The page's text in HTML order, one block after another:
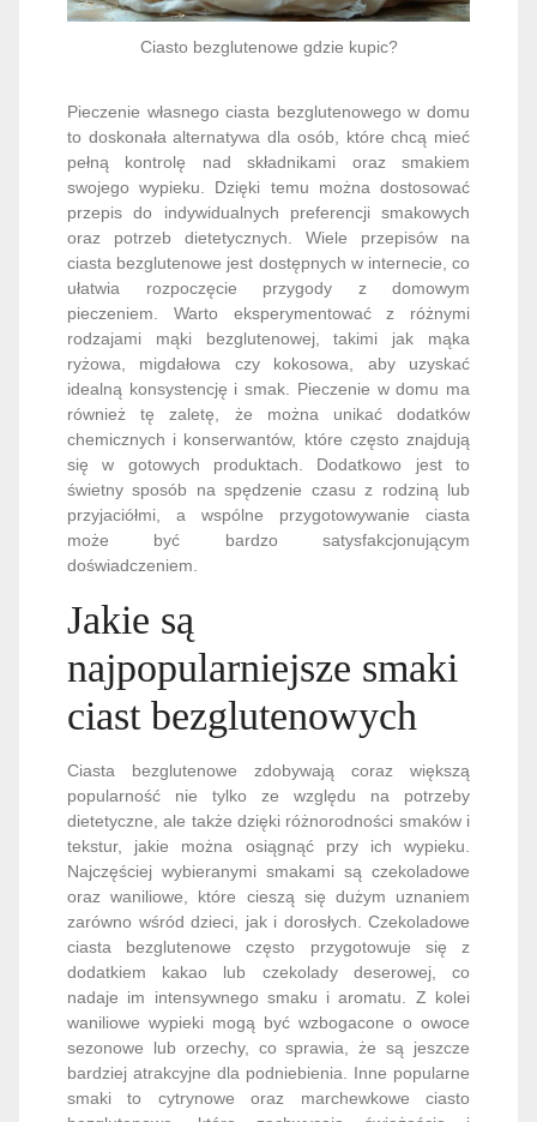
Ciasto bezglutenowe gdzie kupic?
Pieczenie własnego ciasta bezglutenowego w domu
to doskonała alternatywa dla osób, które chcą mieć
pełną kontrolę nad składnikami oraz smakiem
swojego wypieku. Dzięki temu można dostosować
przepis do indywidualnych preferencji smakowych
oraz potrzeb dietetycznych. Wiele przepisów na
ciasta bezglutenowe jest dostępnych w internecie, co
ułatwia rozpoczęcie przygody z domowym
pieczeniem. Warto eksperymentować z różnymi
rodzajami mąki bezglutenowej, takimi jak mąka
ryżowa, migdałowa czy kokosowa, aby uzyskać
idealną konsystencję i smak. Pieczenie w domu ma
również tę zaletę, że można unikać dodatków
chemicznych i konserwantów, które często znajdują
się w gotowych produktach. Dodatkowo jest to
świetny sposób na spędzenie czasu z rodziną lub
przyjaciółmi, a wspólne przygotowywanie ciasta
może być bardzo satysfakcjonującym
doświadczeniem.
Jakie są
najpopularniejsze smaki
ciast bezglutenowych
Ciasta bezglutenowe zdobywają coraz większą
popularność nie tylko ze względu na potrzeby
dietetyczne, ale także dzięki różnorodności smaków i
tekstur, jakie można osiągnąć przy ich wypieku.
Najczęściej wybieranymi smakami są czekoladowe
oraz waniliowe, które cieszą się dużym uznaniem
zarówno wśród dzieci, jak i dorosłych. Czekoladowe
ciasta bezglutenowe często przygotowuje się z
dodatkiem kakao lub czekolady deserowej, co
nadaje im intensywnego smaku i aromatu. Z kolei
waniliowe wypieki mogą być wzbogacone o owoce
sezonowe lub orzechy, co sprawia, że są jeszcze
bardziej atrakcyjne dla podniebienia. Inne popularne
smaki to cytrynowe oraz marchewkowe ciasto